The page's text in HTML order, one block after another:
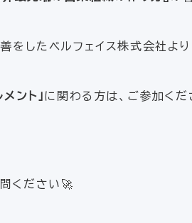
をしたベルフェイス株式会社よ
ント」に関わる方は、ご参加くだ
ください🚀